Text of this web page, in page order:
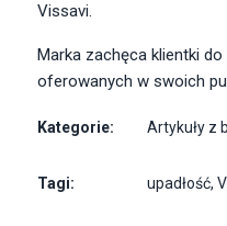
Vissavi.
Marka zachęca klientki
oferowanych w swoich
Kategorie: Artykuły z
Tagi: upadłość,